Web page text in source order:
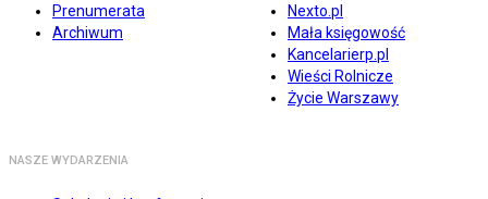
Prenumerata
Archiwum
Nexto.pl
Mała księgowość
Kancelarierp.pl
Wieści Rolnicze
Życie Warszawy
NASZE WYDARZENIA